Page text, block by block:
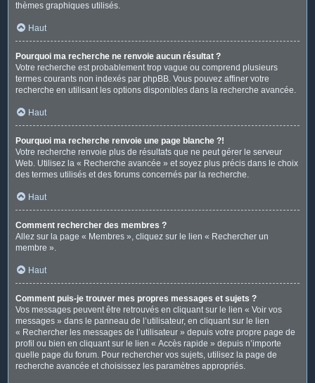
thèmes graphiques utilisés.
Haut
Pourquoi ma recherche ne renvoie aucun résultat ?
Votre recherche est probablement trop vague ou comprend plusieurs
termes courants non indexés par phpBB. Vous pouvez affiner votre
recherche en utilisant les options disponibles dans la recherche avancée.
Haut
Pourquoi ma recherche renvoie une page blanche ?!
Votre recherche renvoie plus de résultats que ne peut gérer le serveur
Web. Utilisez la « Recherche avancée » et soyez plus précis dans le choix
des termes utilisés et des forums concernés par la recherche.
Haut
Comment rechercher des membres ?
Allez sur la page « Membres », cliquez sur le lien « Rechercher un
membre ».
Haut
Comment puis-je trouver mes propres messages et sujets ?
Vos messages peuvent être retrouvés en cliquant sur le lien « Voir vos
messages » dans le panneau de l’utilisateur, en cliquant sur le lien
« Rechercher les messages de l’utilisateur » depuis votre propre page de
profil ou bien en cliquant sur le lien « Accès rapide » depuis n’importe
quelle page du forum. Pour rechercher vos sujets, utilisez la page de
recherche avancée et choisissez les paramètres appropriés.